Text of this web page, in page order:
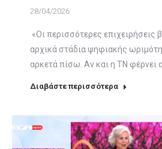
28/04/2026
«Οι περισσότερες επιχειρήσεις
αρχικά στάδια ψηφιακής
αρκετά πίσω. Αν και η ΤΝ φέρνει
Διαβάστε περισσότερα